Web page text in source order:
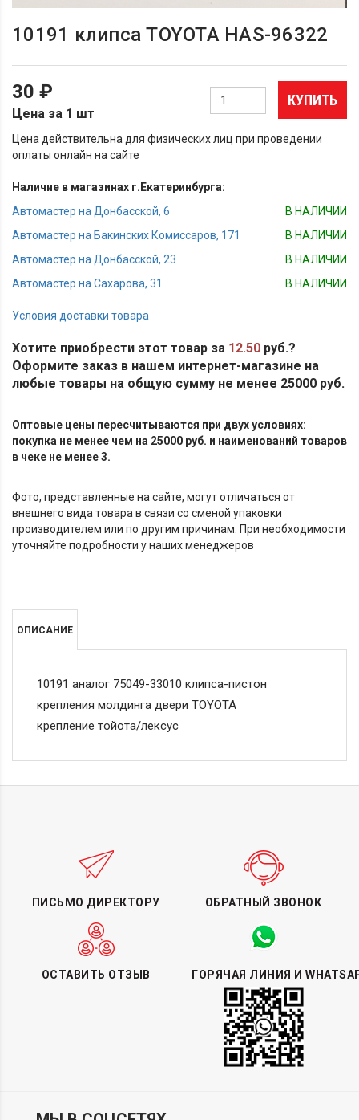
10191 клипса TOYOTA HAS-96322
30 ₽
Цена за 1 шт
КУПИТЬ
Цена действительна для физических лиц при проведении
оплаты онлайн на сайте
Наличие в магазинах г.Екатеринбурга:
Автомастер на Донбасской, 6
В НАЛИЧИИ
Автомастер на Бакинских Комиссаров, 171
В НАЛИЧИИ
Автомастер на Донбасской, 23
В НАЛИЧИИ
Автомастер на Сахарова, 31
В НАЛИЧИИ
Условия доставки товара
Хотите приобрести этот товар за 12.50 руб.?
Оформите заказ в нашем интернет-магазине на
любые товары на общую сумму не менее 25000 руб.
Оптовые цены пересчитываются при двух условиях:
покупка не менее чем на 25000 руб. и наименований товаров
в чеке не менее 3.
Фото, представленные на сайте, могут отличаться от
внешнего вида товара в связи со сменой упаковки
производителем или по другим причинам. При необходимости
уточняйте подробности у наших менеджеров
ОПИСАНИЕ
10191 аналог 75049-33010 клипса-пистон
крепления молдинга двери TOYOTA
крепление тойота/лексус
ПИСЬМО ДИРЕКТОРУ ОБРАТНЫЙ ЗВОНОК
ОСТАВИТЬ ОТЗЫВ ГОРЯЧАЯ ЛИНИЯ И